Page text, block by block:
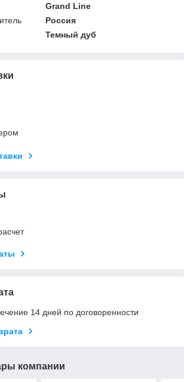
Grand Line
Россия
Темный дуб
14 дней по договоренности
компании